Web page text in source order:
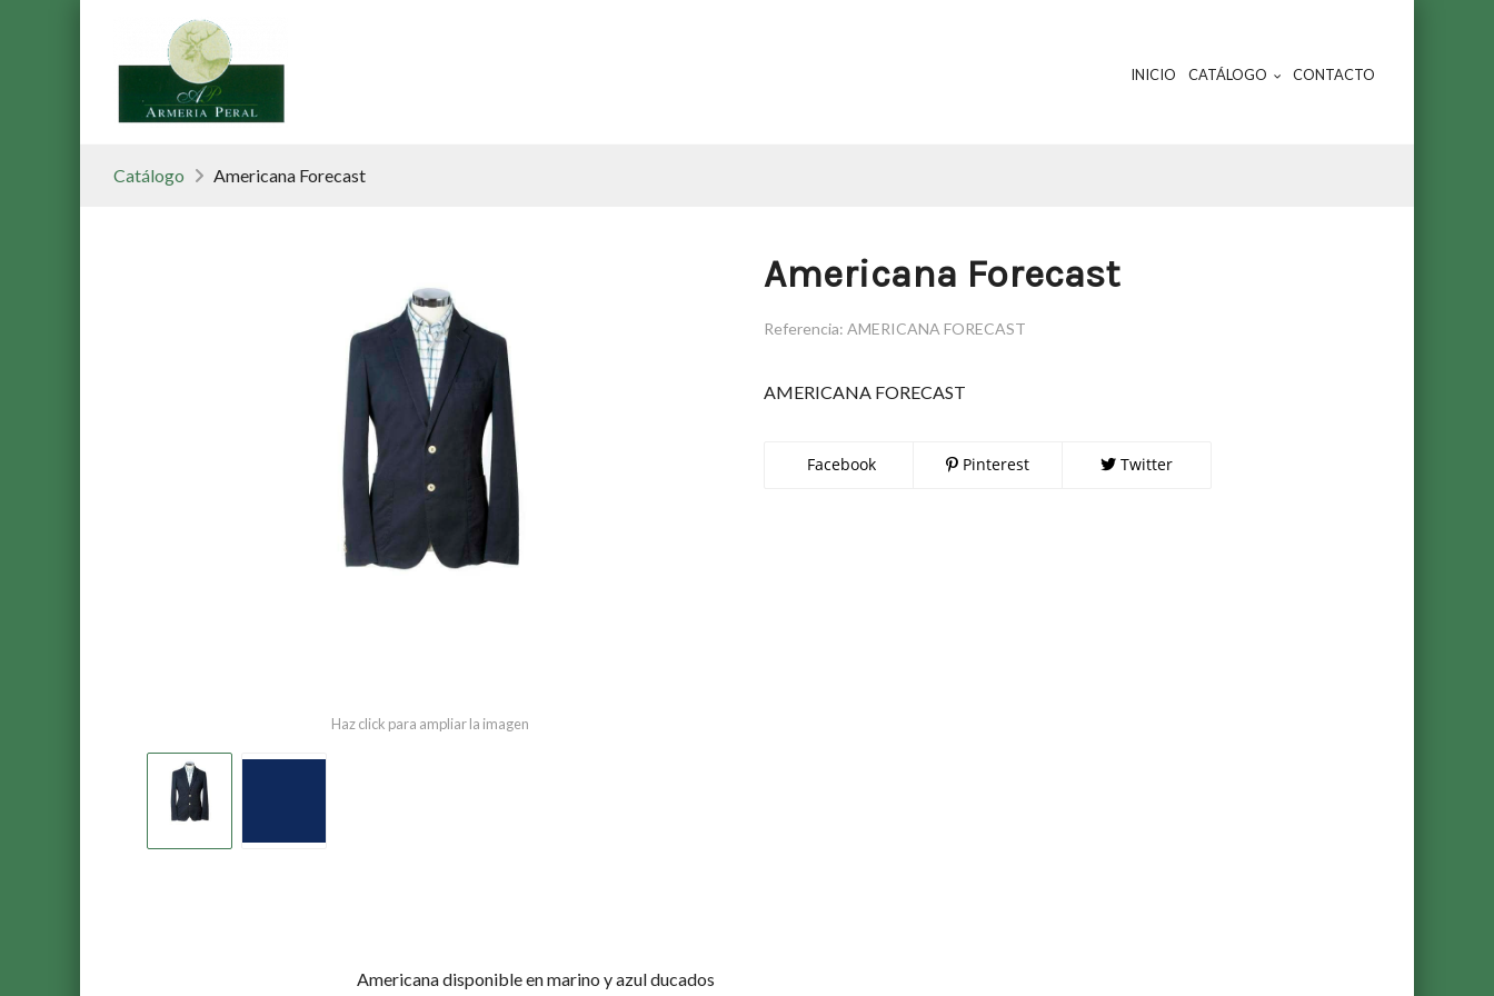
INICIO CATÁLOGO CONTACTO
Catálogo Americana Forecast
Haz click para ampliar la imagen
Americana Forecast
Referencia: AMERICANA FORECAST
AMERICANA FORECAST
Facebook Pinterest Twitter
Americana disponible en marino y azul ducados